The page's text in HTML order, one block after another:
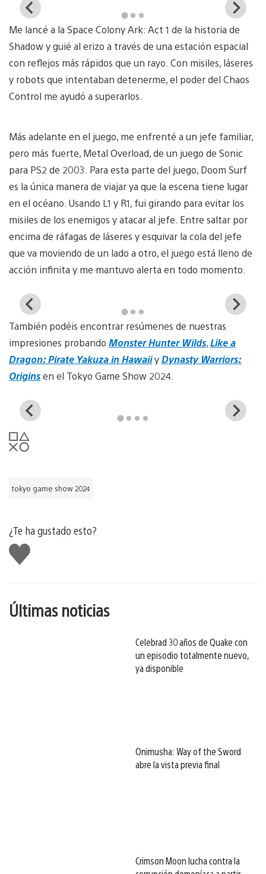
View
and
download
image
Me lancé a la Space Colony Ark: Act 1 de la historia de
Shadow y guié al erizo a través de una estación espacial
con reflejos más rápidos que un rayo. Con misiles, láseres
y robots que intentaban detenerme, el poder del Chaos
Control me ayudó a superarlos.
Más adelante en el juego, me enfrenté a un jefe familiar,
pero más fuerte, Metal Overload, de un juego de Sonic
para PS2 de 2003. Para esta parte del juego, Doom Surf
es la única manera de viajar ya que la escena tiene lugar
en el océano. Usando L1 y R1, fui girando para evitar los
misiles de los enemigos y atacar al jefe. Entre saltar por
encima de ráfagas de láseres y esquivar la cola del jefe
que va moviendo de un lado a otro, el juego está lleno de
acción infinita y me mantuvo alerta en todo momento.
View
and
download
image
También podéis encontrar resúmenes de nuestras
impresiones probando Monster Hunter Wilds,Like a
Dragon: Pirate Yakuza in HawaiiyDynasty Warriors:
Originsen el Tokyo Game Show 2024.
View
download
image
tokyo game show 2024
¿Te ha gustado esto?
Me
gusta
esto
Últimas noticias
Celebrad 30 años de Quake con
un episodio totalmente nuevo,
ya disponible
Onimusha: Way of the Sword
abre la vista previa final
Crimson Moon lucha contra la